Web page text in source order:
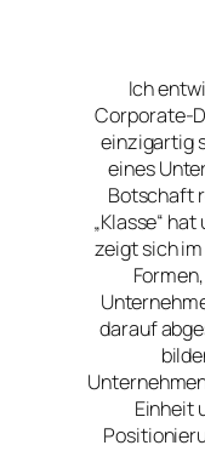
Ich
Corporate-
einzigartig
eines
Botschaft
„Klasse“
zeigt sich
darauf
Einheit